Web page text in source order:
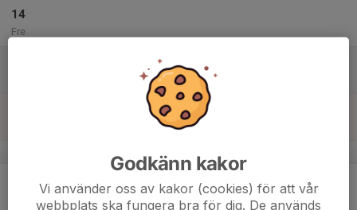
14
Fre
Godkänn kakor
Vi använder oss av kakor (cookies) för att vår
webbplats ska fungera bra för dig. De används